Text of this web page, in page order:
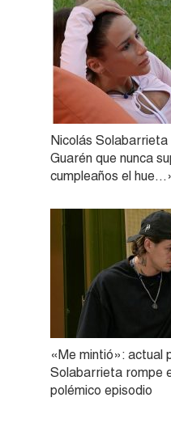
Nicolás
Guarén que nunca
cumpleaños el
«Me mintió»: actual
Solabarrieta rompe
polémico episodio